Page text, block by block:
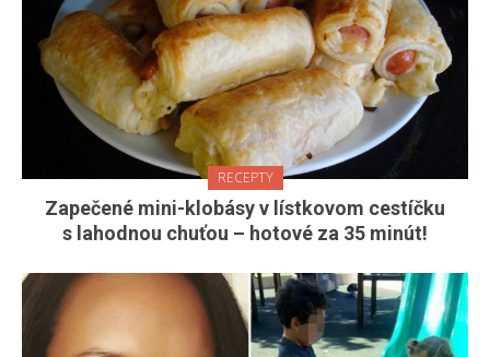
RECEPTY
Zapečené mini-klobásy v lístkovom cestíčku
s lahodnou chuťou – hotové za 35 minút!